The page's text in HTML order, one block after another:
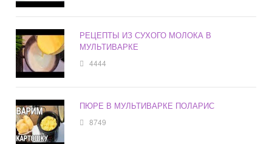
РЕЦЕПТЫ ИЗ СУХОГО МОЛОКА В
МУЛЬТИВАРКЕ
4444
ПЮРЕ В МУЛЬТИВАРКЕ ПОЛАРИС
8749